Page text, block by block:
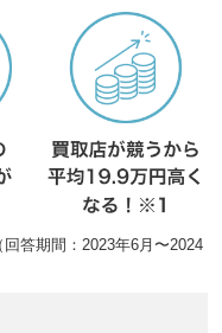
答期間：2023年6月〜2024